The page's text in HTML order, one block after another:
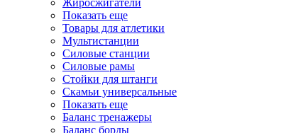
Жиросжигатели
Показать еще
Товары для атлетики
Мультистанции
Силовые станции
Силовые рамы
Стойки для штанги
Скамьи универсальные
Показать еще
Баланс тренажеры
Баланс борды